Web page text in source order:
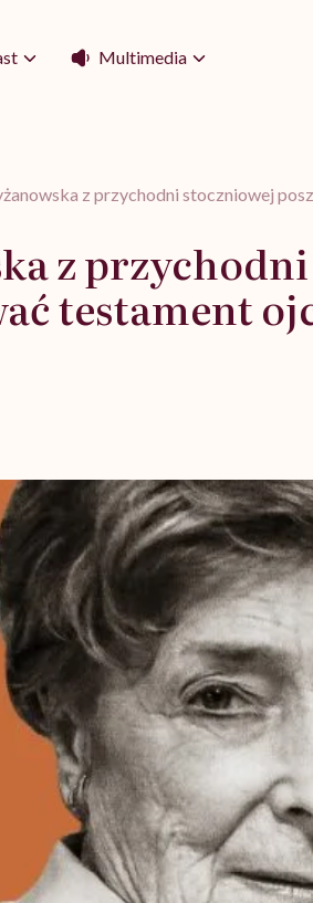
Multimedia
z przychodni stoczniowej
z
testament